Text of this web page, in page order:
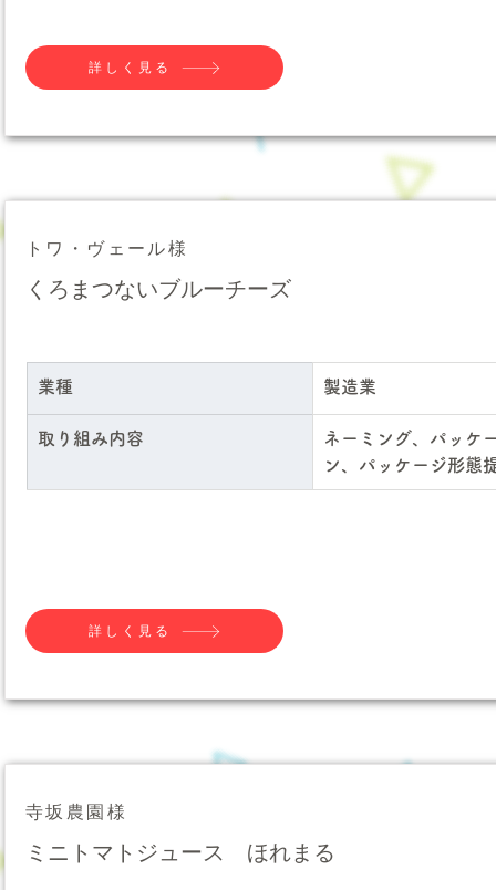
詳しく見る
トワ・ヴェール様
くろまつないブルーチーズ
業種 製造業
取り組み内容
ネーミング、パッケ
ン、パッケージ形態
詳しく見る
寺坂農園様
ミニトマトジュース ほれまる